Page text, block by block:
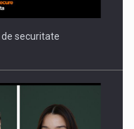
securitate